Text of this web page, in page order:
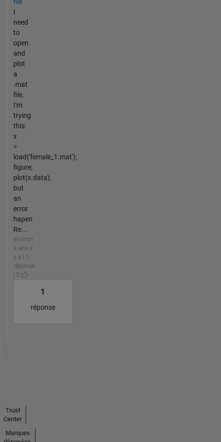
file
I
need
to
open
and
plot
a
.mat
file.
I'm
trying
this:
x
=
load('female_1.mat');
figure;
plot(x.data);
but
an
error
hapen
Re...
environ
3 ans il
y a | 1
réponse
| 0
1
réponse
Trust
Center
Marques